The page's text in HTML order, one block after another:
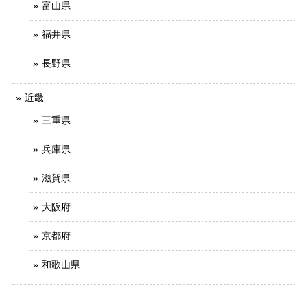
富山県
福井県
長野県
近畿
三重県
兵庫県
滋賀県
大阪府
京都府
和歌山県